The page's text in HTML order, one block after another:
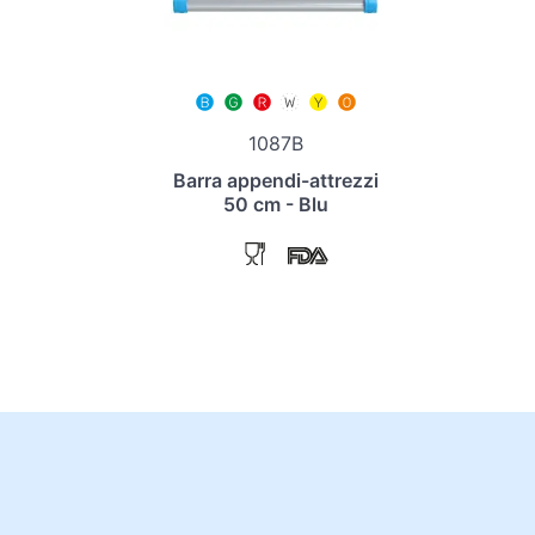
1087B
Barra appendi-attrezzi
50 cm - Blu